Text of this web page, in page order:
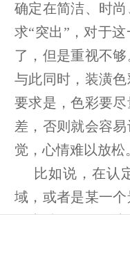
确定在简洁、时
求“突出”，对于
了，但是重视不够
与此同时，装潢
要求是，色彩要
差，否则就会容
觉，心情难以放松
比如说，在认
域，或者是某一
品来精雕细作，
不满意，就要坚